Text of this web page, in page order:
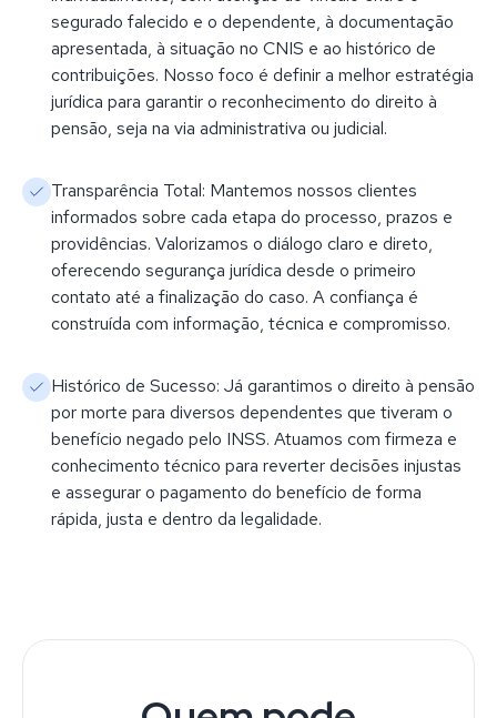
segurado falecido e o dependente, à documentação
apresentada, à situação no CNIS e ao histórico de
contribuições. Nosso foco é definir a melhor estratégia
jurídica para garantir o reconhecimento do direito à
pensão, seja na via administrativa ou judicial.
Transparência Total: Mantemos nossos clientes
informados sobre cada etapa do processo, prazos e
providências. Valorizamos o diálogo claro e direto,
oferecendo segurança jurídica desde o primeiro
contato até a finalização do caso. A confiança é
construída com informação, técnica e compromisso.
Histórico de Sucesso: Já garantimos o direito à pensão
por morte para diversos dependentes que tiveram o
benefício negado pelo INSS. Atuamos com firmeza e
conhecimento técnico para reverter decisões injustas
e assegurar o pagamento do benefício de forma
rápida, justa e dentro da legalidade.